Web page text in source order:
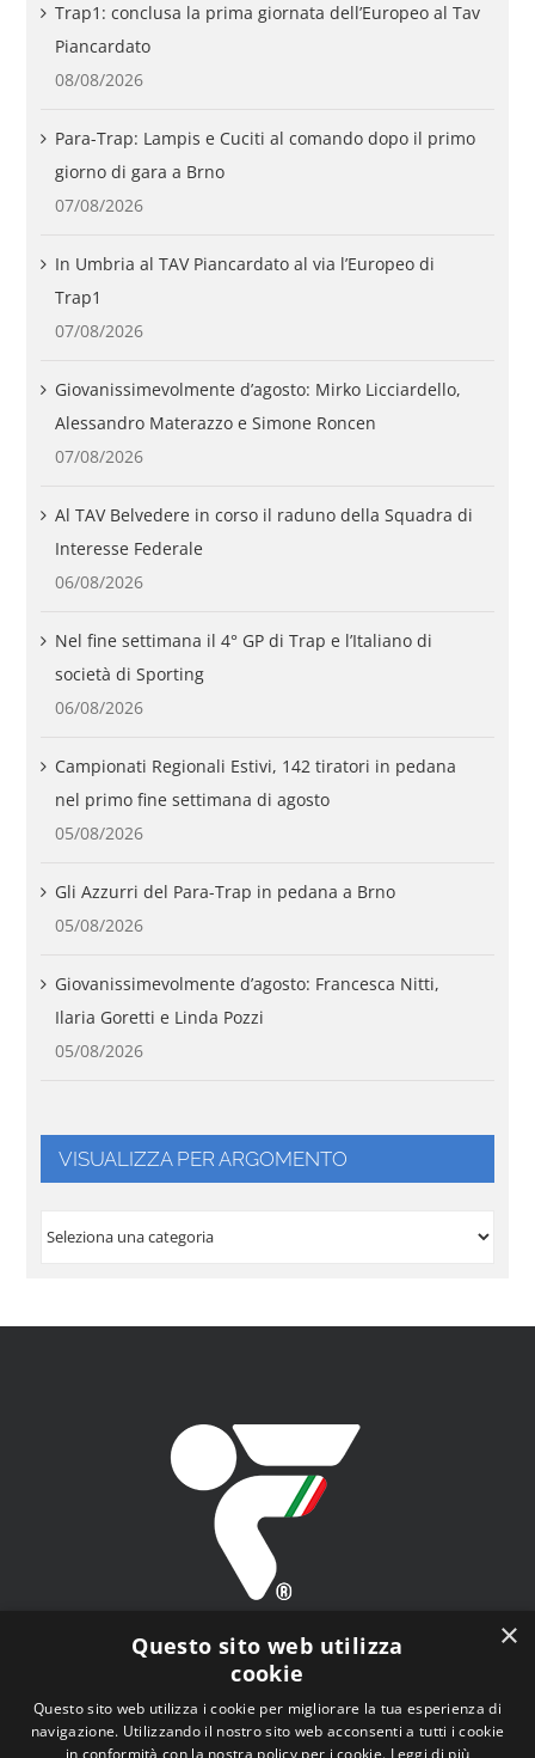
Trap1: conclusa la prima giornata dell’Europeo al Tav
Piancardato
08/08/2026
Para-Trap: Lampis e Cuciti al comando dopo il primo
giorno di gara a Brno
07/08/2026
In Umbria al TAV Piancardato al via l’Europeo di
Trap1
07/08/2026
Giovanissimevolmente d’agosto: Mirko Licciardello,
Alessandro Materazzo e Simone Roncen
07/08/2026
Al TAV Belvedere in corso il raduno della Squadra di
Interesse Federale
06/08/2026
Nel fine settimana il 4° GP di Trap e l’Italiano di
società di Sporting
06/08/2026
Campionati Regionali Estivi, 142 tiratori in pedana
nel primo fine settimana di agosto
05/08/2026
Gli Azzurri del Para-Trap in pedana a Brno
05/08/2026
Giovanissimevolmente d’agosto: Francesca Nitti,
Ilaria Goretti e Linda Pozzi
05/08/2026
VISUALIZZA PER ARGOMENTO
VISUALIZZA
FITAV - Federazione Italiana Tiro a Volo - Viale Tiziano
×
Questo sito web utilizza
cookie
Questo sito web utilizza i cookie per migliorare la tua esperienza di
navigazione. Utilizzando il nostro sito web acconsenti a tutti i cookie
in conformità con la nostra policy per i cookie. Leggi di più